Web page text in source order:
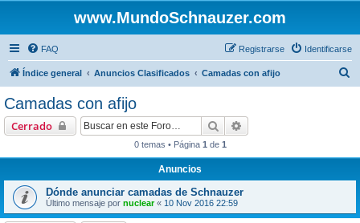
www.MundoSchnauzer.com
FAQ Identificarse
Registrarse
Índice general Anuncios Clasificados Camadas con afijo
Camadas con afijo
Cerrado Buscar
0 temas • Página 1 de 1
Anuncios
Dónde anunciar camadas de Schnauzer
Último mensaje por nuclear« 10 Nov 2016 22:59